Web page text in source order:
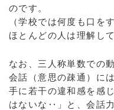
のです。
（学校では何度も口を
ほとんどの人は理解し
なお、三人称単数での
会話（意思の疎通）に
手に若干の違和感を感
はないな‥」と、会話